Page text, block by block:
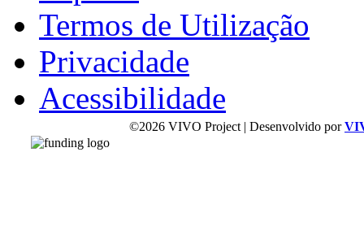
Termos de Utilização
Privacidade
Acessibilidade
©2026 VIVO Project | Desenvolvido por